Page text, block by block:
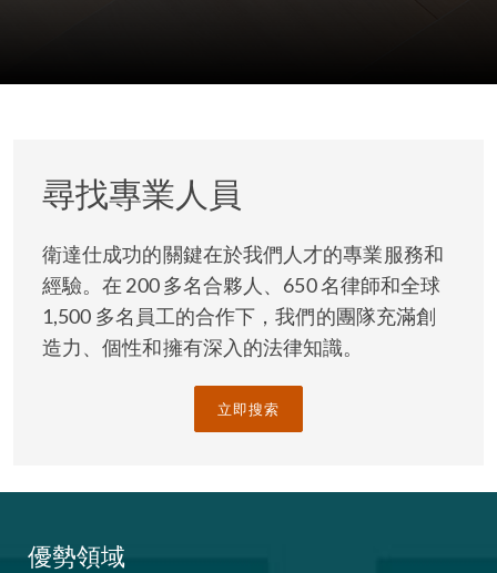
尋找專業人員
衛達仕成功的關鍵在於我們人才的專業服務和
經驗。在 200 多名合夥人、650 名律師和全球
1,500 多名員工的合作下，我們的團隊充滿創
造力、個性和擁有深入的法律知識。
立即搜索
優勢領域